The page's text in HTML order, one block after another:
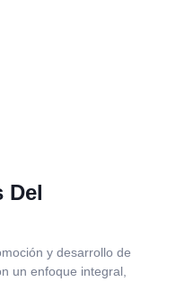
Del
y desarrollo de
un enfoque integral,